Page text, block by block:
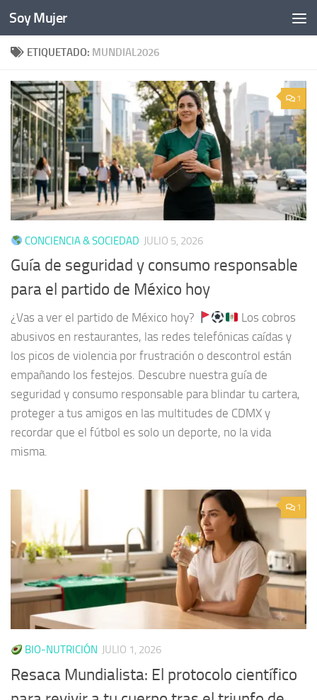
Bajo el contenido
Soy Mujer
ETIQUETADO: MUNDIAL2026
1
CONCIENCIA & SOCIEDAD JULIO 5, 2026
Guía de seguridad y consumo responsable
para el partido de México hoy
¿Vas a ver el partido de México hoy?
Los cobros
abusivos en restaurantes, las redes telefónicas caídas y
los picos de violencia por frustración o descontrol están
empañando los festejos. Descubre nuestra guía de
seguridad y consumo responsable para blindar tu cartera,
proteger a tus amigos en las multitudes de CDMX y
recordar que el fútbol es solo un deporte, no la vida
misma.
1
BIO-NUTRICIÓN JULIO 1, 2026
Resaca Mundialista: El protocolo científico